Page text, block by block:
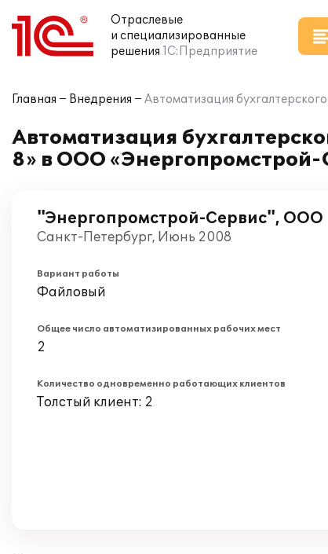
Отраслевые
и специализированные
решения 1С:Предприятие
Главная Внедрения Автоматизация
Автоматизация
8» в ООО «Энергопромстрой-
"Энергопромстрой-Сервис", ООО
Санкт-Петербург, Июнь 2008
Вариант работы
Файловый
Общее число автоматизированных рабочих мест
2
Количество одновременно работающих клиентов
Толстый клиент: 2